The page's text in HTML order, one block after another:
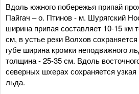
Вдоль южного побережья припай
Пайгач – о. Птинов - м. Шурягский
ширина припая составляет 10-15 км
см, в устье реки Волхов
губе ширина кромки неподвижного
толщина - 25-35 см. Вдоль
северных шхерах сохраняется
льда.